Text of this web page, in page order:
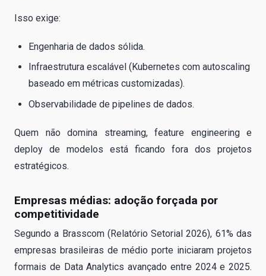
Isso exige:
Engenharia de dados sólida.
Infraestrutura escalável (Kubernetes com autoscaling
baseado em métricas customizadas).
Observabilidade de pipelines de dados.
Quem não domina streaming, feature engineering e
deploy de modelos está ficando fora dos projetos
estratégicos.
Empresas médias: adoção forçada por
competitividade
Segundo a Brasscom (Relatório Setorial 2026), 61% das
empresas brasileiras de médio porte iniciaram projetos
formais de Data Analytics avançado entre 2024 e 2025.